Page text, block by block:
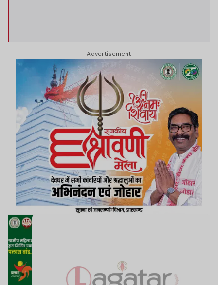
Advertisement